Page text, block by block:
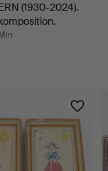
(1930-2024).